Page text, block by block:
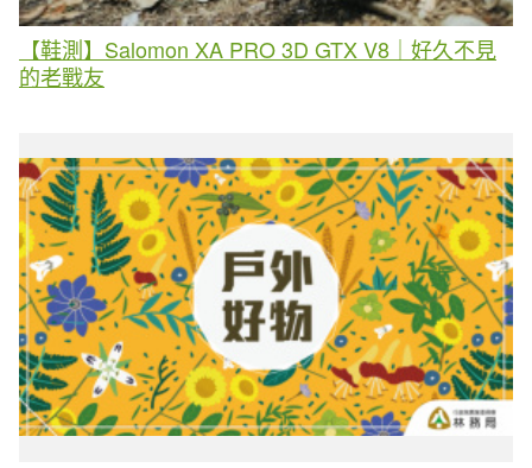
【鞋測】Salomon XA PRO 3D GTX V8｜好久不見
的老戰友